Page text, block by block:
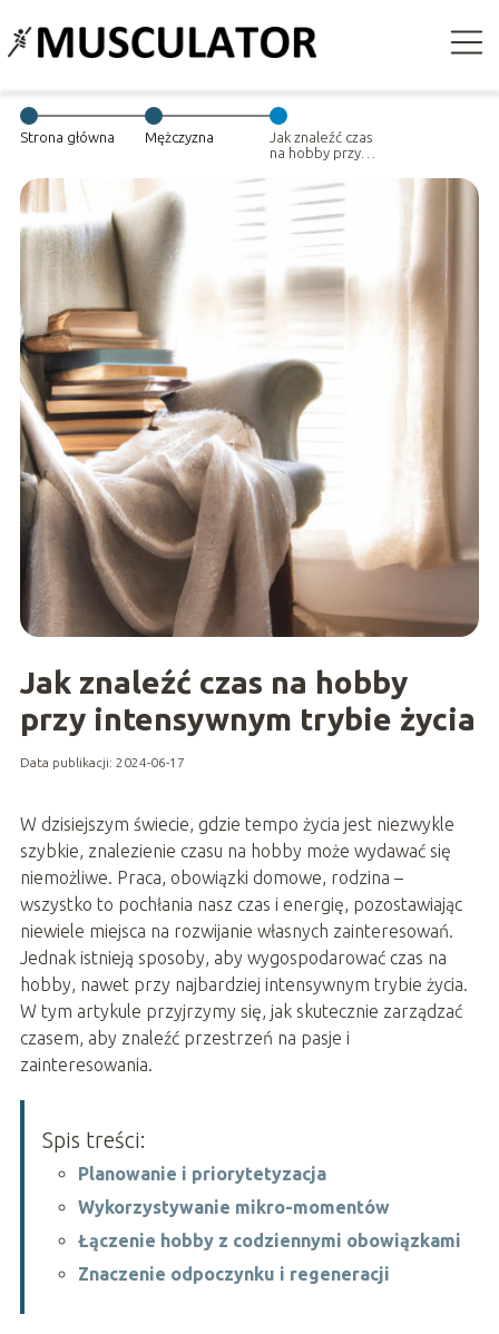
Strona główna Mężczyzna
Jak znaleźć czas
na hobby przy
trybie życia
Jak znaleźć czas na hobby
przy intensywnym trybie życia
Data publikacji: 2024-06-17
W dzisiejszym świecie, gdzie tempo życia jest niezwykle
szybkie, znalezienie czasu na hobby może wydawać się
niemożliwe. Praca, obowiązki domowe, rodzina –
wszystko to pochłania nasz czas i energię, pozostawiając
niewiele miejsca na rozwijanie własnych zainteresowań.
Jednak istnieją sposoby, aby wygospodarować czas na
hobby, nawet przy najbardziej intensywnym trybie życia.
W tym artykule przyjrzymy się, jak skutecznie zarządzać
czasem, aby znaleźć przestrzeń na pasje i
zainteresowania.
Spis treści:
Planowanie i priorytetyzacja
Wykorzystywanie mikro-momentów
Łączenie hobby z codziennymi obowiązkami
Znaczenie odpoczynku i regeneracji